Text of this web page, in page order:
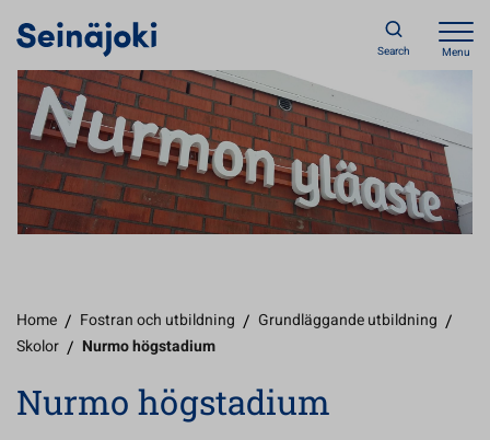
Search Menu
Home / Fostran och utbildning / Grundläggande utbildning /
Skolor / Nurmo högstadium
Nurmo högstadium